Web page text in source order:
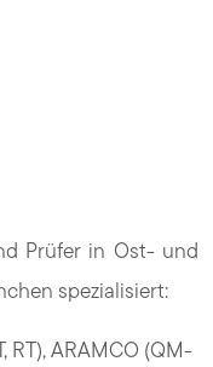
Prüfer in Ost- und
spezialisiert:
RT), ARAMCO (QM-